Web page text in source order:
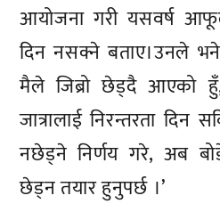
आयोजना गरी यसवर्ष आफूले
दिन नसक्ने बताए।उनले
मैले जिब्रो छेड्दै आएको
जात्रालाई निरन्तरता दिन
नछेड्ने निर्णय गरे, अब
छेड्न तयार हुनुपर्छ ।’